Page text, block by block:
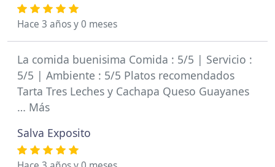
Hace 3 años y 0 meses
La comida buenisima Comida : 5/5 | Servicio :
5/5 | Ambiente : 5/5 Platos recomendados
Tarta Tres Leches y Cachapa Queso Guayanes
… Más
Salva Exposito